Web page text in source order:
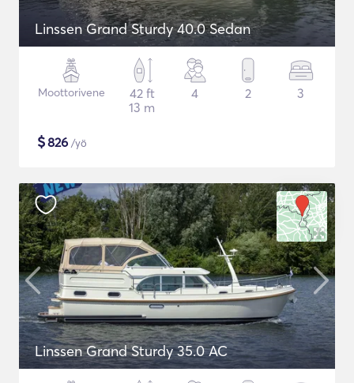
Linssen Grand Sturdy 40.0 Sedan
Moottorivene
42 ft
13 m
4 2 3
$826 /yö
Linssen Grand Sturdy 35.0 AC